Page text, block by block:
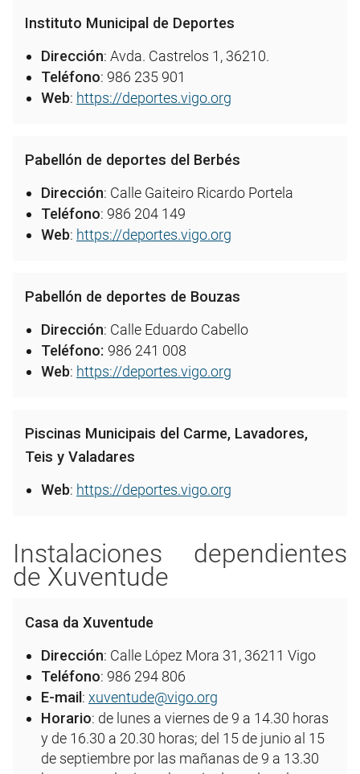
Instituto Municipal de Deportes
Dirección: Avda. Castrelos 1, 36210.
Teléfono: 986 235 901
Web: https://deportes.vigo.org
Pabellón de deportes del Berbés
Dirección: Calle Gaiteiro Ricardo Portela
Teléfono: 986 204 149
Web: https://deportes.vigo.org
Pabellón de deportes de Bouzas
Dirección: Calle Eduardo Cabello
Teléfono: 986 241 008
Web: https://deportes.vigo.org
Piscinas Municipais del Carme, Lavadores,
Teis y Valadares
Web: https://deportes.vigo.org
Instalaciones dependientes
de Xuventude
Casa da Xuventude
Dirección: Calle López Mora 31, 36211 Vigo
Teléfono: 986 294 806
E-mail : xuventude@vigo.org
Horario: de lunes a viernes de 9 a 14.30 horas
y de 16.30 a 20.30 horas; del 15 de junio al 15
de septiembre por las mañanas de 9 a 13.30